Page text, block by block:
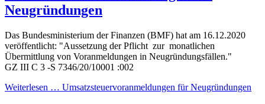
Neugründungen
Das Bundesministerium der Finanzen (BMF) hat am 16.12.2020
veröffentlicht: "Aussetzung der Pflicht zur monatlichen
Übermittlung von Voranmeldungen in Neugründungsfällen."
GZ III C 3 -S 7346/20/10001 :002
Weiterlesen … Umsatzsteuervoranmeldungen für Neugründungen